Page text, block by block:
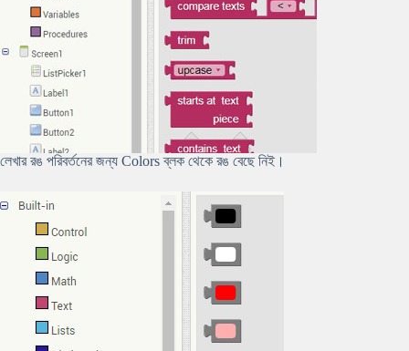
লেখার রঙ পরিবর্তনের জন্য Colors ব্লক থেকে রঙ বেছে নিই।